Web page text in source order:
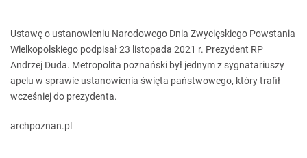
Ustawę o ustanowieniu Narodowego Dnia Zwycięskiego Powstania
Wielkopolskiego podpisał 23 listopada 2021 r. Prezydent RP
Andrzej Duda. Metropolita poznański był jednym z sygnatariuszy
apelu w sprawie ustanowienia święta państwowego, który trafił
wcześniej do prezydenta.
archpoznan.pl